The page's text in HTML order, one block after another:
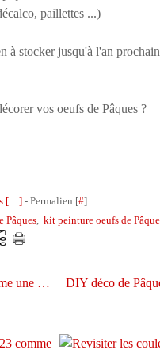
paillettes ...)
à stocker jusqu'à l'an
vos oeufs de Pâques ?
[…] - Permalien [#]
Pâques, kit peinture oeufs de
La charlotte tiramisu version bleu comme une orange